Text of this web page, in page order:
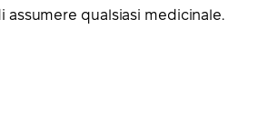
assumere qualsiasi medicinale.